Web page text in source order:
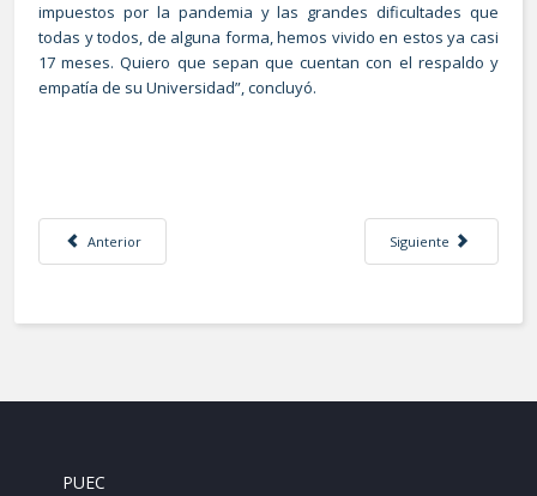
impuestos por la pandemia y las grandes dificultades que
todas y todos, de alguna forma, hemos vivido en estos ya casi
17 meses. Quiero que sepan que cuentan con el respaldo y
empatía de su Universidad”, concluyó.
Artículo anterior: EMITE LA UNAM NUEVOS LINEAMIENTOS GENERALES
Anterior Artículo siguiente: La
Siguiente
PUEC